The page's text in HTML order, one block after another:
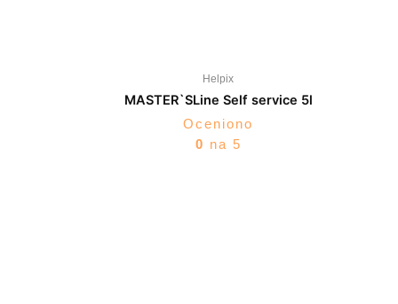
Helpix
MASTER`SLine Self service 5l
Oceniono
0 na 5